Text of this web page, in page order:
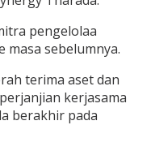
pengelolaa
masa sebelumnya.
terima aset dan
kerjasama
berakhir pada